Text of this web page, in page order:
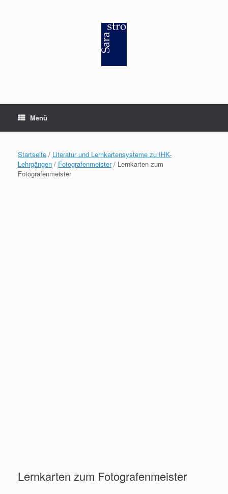
Menü
Startseite / Literatur und Lernkartensysteme zu IHK-
Lehrgängen / Fotografenmeister/ Lernkarten zum
Fotografenmeister
Lernkarten zum Fotografenmeister